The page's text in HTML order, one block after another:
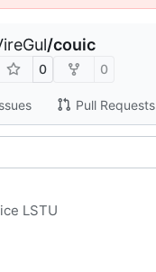
/couic
0 0
Pull Requests
LSTU